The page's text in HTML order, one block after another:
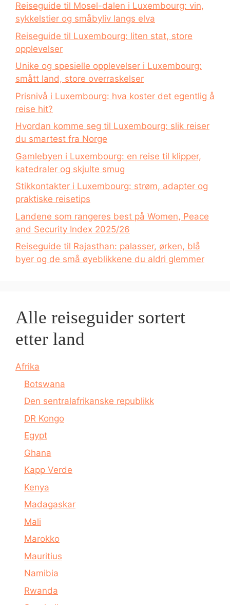
Reiseguide til Mosel-dalen i Luxembourg: vin,
sykkelstier og småbyliv langs elva
Reiseguide til Luxembourg: liten stat, store
opplevelser
Unike og spesielle opplevelser i Luxembourg:
smått land, store overraskelser
Prisnivå i Luxembourg: hva koster det egentlig å
reise hit?
Hvordan komme seg til Luxembourg: slik reiser
du smartest fra Norge
Gamlebyen i Luxembourg: en reise til klipper,
katedraler og skjulte smug
Stikkontakter i Luxembourg: strøm, adapter og
praktiske reisetips
Landene som rangeres best på Women, Peace
and Security Index 2025/26
Reiseguide til Rajasthan: palasser, ørken, blå
byer og de små øyeblikkene du aldri glemmer
Alle reiseguider sortert
etter land
Afrika
Botswana
Den sentralafrikanske republikk
DR Kongo
Egypt
Ghana
Kapp Verde
Kenya
Madagaskar
Mali
Marokko
Mauritius
Namibia
Rwanda